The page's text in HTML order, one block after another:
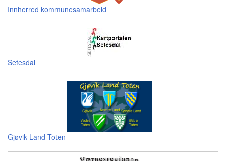
Innherred kommunesamarbeid
Setesdal
Gjøvik-Land-Toten